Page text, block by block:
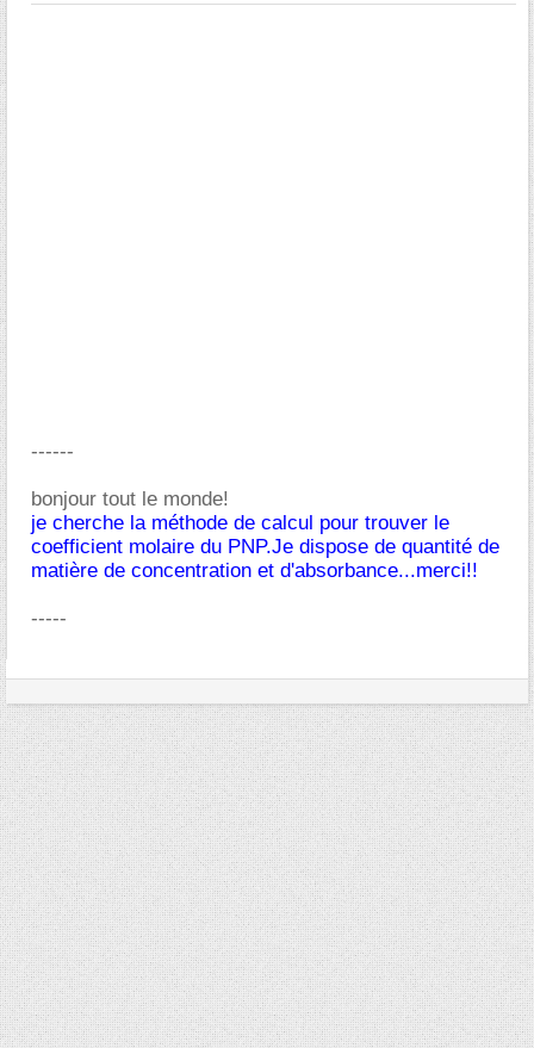
------
bonjour tout le monde!
je cherche la méthode de calcul pour trouver le
coefficient molaire du PNP.Je dispose de quantité de
matière de concentration et d'absorbance...merci!!
-----